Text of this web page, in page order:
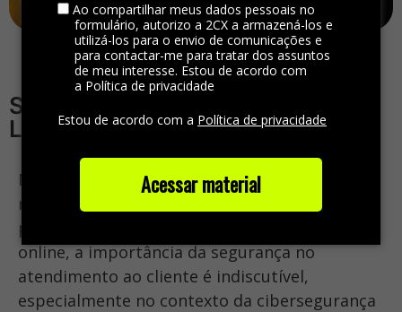
Ao compartilhar meus dados pessoais no
formulário, autorizo a 2CX a armazená-los e
utilizá-los para o envio de comunicações e
para contactar-me para tratar dos assuntos
de meu interesse. Estou de acordo com
a Política de privacidade
Estou de acordo com a Política de privacidade
Acessar material
Segurança no Atendimento –
LGPD e Cibersegurança
Na era digital, onde as interações
relacionamentos comerciais
predominantemente por meio de plataformas
online, a importância da segurança no
atendimento ao cliente é indiscutível,
especialmente no contexto da cibersegurança